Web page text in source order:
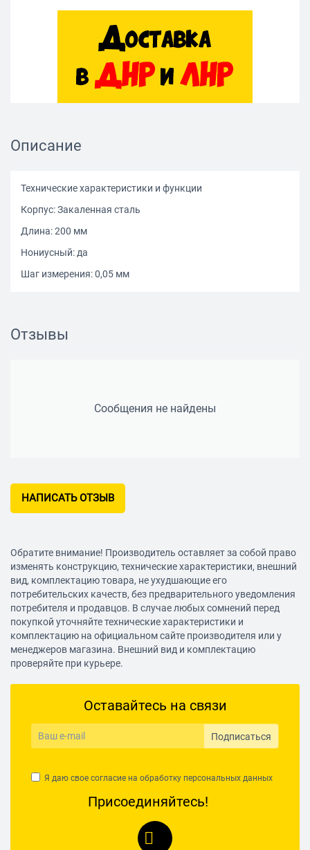
Описание
Технические характеристики и функции
Корпус: Закаленная сталь
Длина: 200 мм
Нониусный: да
Шаг измерения: 0,05 мм
Отзывы
Сообщения не найдены
НАПИСАТЬ ОТЗЫВ
Обратите внимание! Производитель оставляет за собой право
изменять конструкцию, технические характеристики, внешний
вид, комплектацию товара, не ухудшающие его
потребительских качеств, без предварительного уведомления
потребителя и продавцов. В случае любых сомнений перед
покупкой уточняйте технические характеристики и
комплектацию на официальном сайте производителя или у
менеджеров магазина. Внешний вид и комплектацию
проверяйте при курьере.
Оставайтесь на связи
Подписаться
Я даю свое согласие на обработку персональных данных
Присоединяйтесь!